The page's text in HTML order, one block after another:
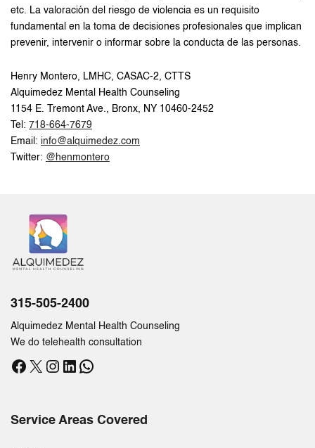
etc. La valoración del riesgo de violencia es un requisito
fundamental en la toma de decisiones profesionales que implican
prevenir, intervenir o informar sobre la conducta de las personas.
Henry Montero, LMHC, CASAC-2, CTTS
Alquimedez Mental Health Counseling
1154 E. Tremont Ave., Bronx, NY 10460-2452
Tel: 718-664-7679
Email: info@alquimedez.com
Twitter: @henmontero
315-505-2400
Alquimedez Mental Health Counseling
We do telehealth consultation
Facebook
X Instagram
LinkedIn
WhatsApp
Service Areas Covered